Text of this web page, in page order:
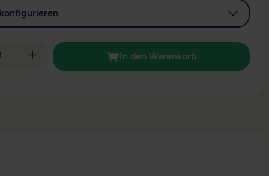
Anzahl: Gib den gewünschten Wert ein
In den Warenkorb